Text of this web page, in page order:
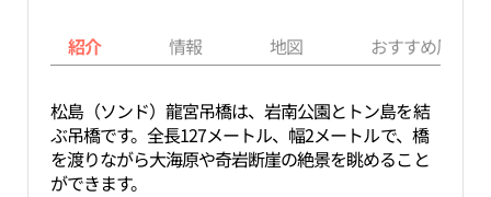
紹介 情報 地図 おすすめ周辺
松島（ソンド）龍宮吊橋は、岩南公園とトン島を結
ぶ吊橋です。全長127メートル、幅2メートルで、橋
を渡りながら大海原や奇岩断崖の絶景を眺めること
ができます。